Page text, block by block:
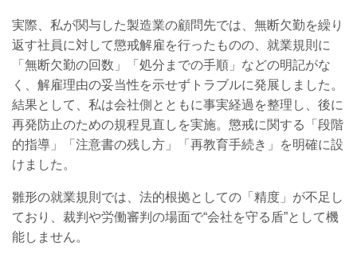
実際、私が関与した製造業の顧問先では、無断欠勤を繰り
返す社員に対して懲戒解雇を行ったものの、就業規則に
「無断欠勤の回数」「処分までの手順」などの明記がな
く、解雇理由の妥当性を示せずトラブルに発展しました。
結果として、私は会社側とともに事実経過を整理し、後に
再発防止のための規程見直しを実施。懲戒に関する「段階
的指導」「注意書の残し方」「再教育手続き」を明確に設
けました。
雛形の就業規則では、法的根拠としての「精度」が不足し
ており、裁判や労働審判の場面で“会社を守る盾”として機
能しません。